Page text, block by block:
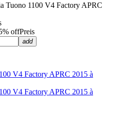
Tuono 1100 V4 Factory APRC
offPreis
add